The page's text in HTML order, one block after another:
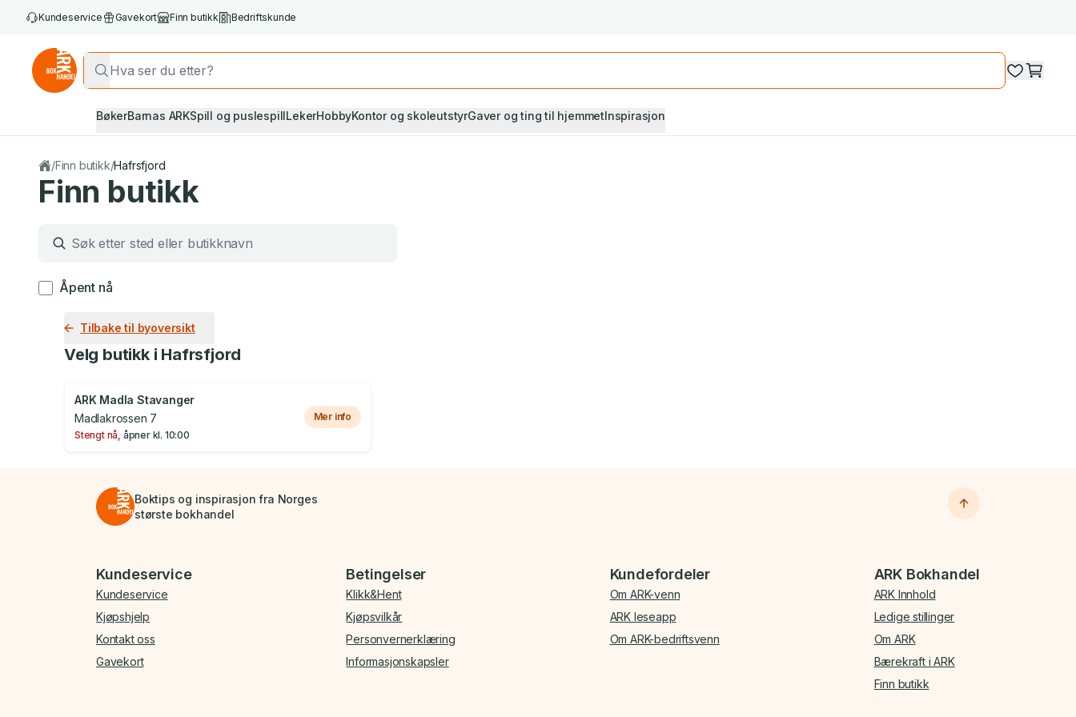
Kundeservice Gavekort Finn butikk Bedriftskunde
BøkerBarnas ARKSpill og puslespillLekerHobbyKontor og skoleutstyrGaver og ting til hjemmetInspirasjon
/Finn butikk/Hafrsfjord
Finn butikk
Åpent nå
Tilbake til byoversikt
Velg butikk i Hafrsfjord
ARK Madla Stavanger
Madlakrossen 7
Stengt nå, åpner kl. 10:00
Mer info
Boktips og inspirasjon fra Norges
største bokhandel
Bunnmeny
Kundeservice
Kundeservice
Kjøpshjelp
Kontakt oss
Gavekort
Betingelser
Klikk&Hent
Kjøpsvilkår
Personvernerklæring
Informasjonskapsler
Kundefordeler
Om ARK-venn
ARK leseapp
Om ARK-bedriftsvenn
ARK Bokhandel
ARK Innhold
Ledige stillinger
Om ARK
Bærekraft i ARK
Finn butikk